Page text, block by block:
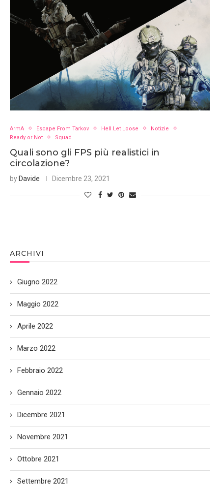
ArmA Escape From Tarkov Hell Let Loose
Notizie
Ready or Not
Squad
Quali sono gli FPS più realistici in
circolazione?
by Davide Dicembre 23, 2021
ARCHIVI
Giugno 2022
Maggio 2022
Aprile 2022
Marzo 2022
Febbraio 2022
Gennaio 2022
Dicembre 2021
Novembre 2021
Ottobre 2021
Settembre 2021